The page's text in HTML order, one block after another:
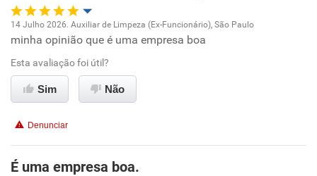
Conciliação com a vida familiar
Recomenda esta empresa
Oportunidade de promoção
Ambiente de trabalho
Benefícios
14 Julho 2026. Auxiliar de Limpeza (Ex-Funcionário), São Paulo
minha opinião que é uma empresa boa
Esta avaliação foi útil?
Sim Não
Denunciar
É uma empresa boa.